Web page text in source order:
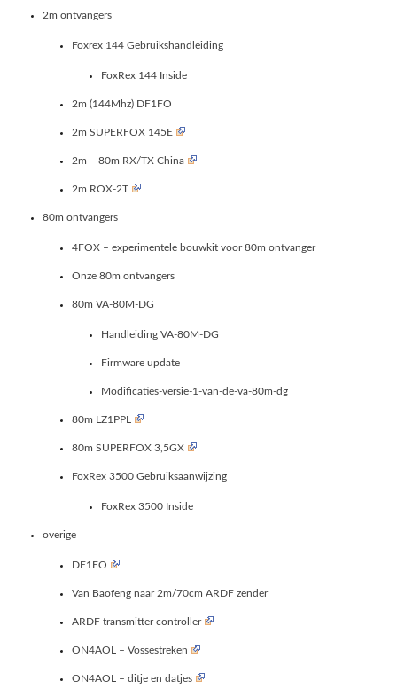
2m ontvangers
Foxrex 144 Gebruikshandleiding
FoxRex 144 Inside
2m (144Mhz) DF1FO
2m SUPERFOX 145E
2m – 80m RX/TX China
2m ROX-2T
80m ontvangers
4FOX – experimentele bouwkit voor 80m ontvanger
Onze 80m ontvangers
80m VA-80M-DG
Handleiding VA-80M-DG
Firmware update
Modificaties-versie-1-van-de-va-80m-dg
80m LZ1PPL
80m SUPERFOX 3,5GX
FoxRex 3500 Gebruiksaanwijzing
FoxRex 3500 Inside
overige
DF1FO
Van Baofeng naar 2m/70cm ARDF zender
ARDF transmitter controller
ON4AOL – Vossestreken
ON4AOL – ditje en datjes